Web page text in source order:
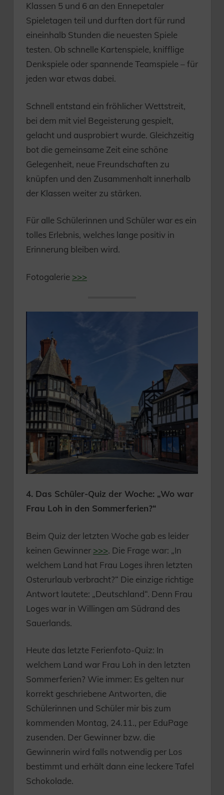
Klassen 5 und 6 an den Ennepetaler
Spieletagen teil und durften dort für rund
eineinhalb Stunden die neuesten Spiele
testen. Ob schnelle Kartenspiele, knifflige
Denkspiele oder spannende Teamspiele – für
jeden war etwas dabei.
Schnell entstand ein fröhlicher Wettstreit,
bei dem mit viel Begeisterung gespielt,
gelacht und ausprobiert wurde. Gleichzeitig
bot die gemeinsame Zeit eine schöne
Gelegenheit, neue Freundschaften zu
knüpfen und den Zusammenhalt innerhalb
der Klassen weiter zu stärken.
Für alle Schülerinnen und Schüler war es ein
tolles Erlebnis, welches lange positiv in
Erinnerung bleiben wird.
Fotogalerie >>>
4. Das Schüler-Quiz der Woche: „Wo war
Frau Loh in den Sommerferien?“
Beim Quiz der letzten Woche gab es leider
keinen Gewinner >>>. Die Frage war: „In
welchem Land hat Frau Loges ihren letzten
Osterurlaub verbracht?“ Die einzige richtige
Antwort lautete: „Deutschland“. Denn Frau
Loges war in Willingen am Südrand des
Sauerlands.
Heute das letzte Ferienfoto-Quiz: In
welchem Land war Frau Loh in den letzten
Sommerferien? Wie immer: Es gelten nur
korrekt geschriebene Antworten, die
Schülerinnen und Schüler mir bis zum
kommenden Montag, 24.11., per EduPage
zusenden. Der Gewinner bzw. die
Gewinnerin wird falls notwendig per Los
bestimmt und erhält dann eine leckere Tafel
Schokolade.